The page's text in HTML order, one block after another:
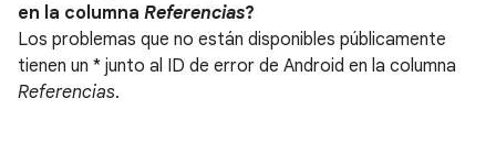
en la columna Referencias?
Los problemas que no están disponibles públicamente
tienen un * junto al ID de error de Android en la columna
Referencias.